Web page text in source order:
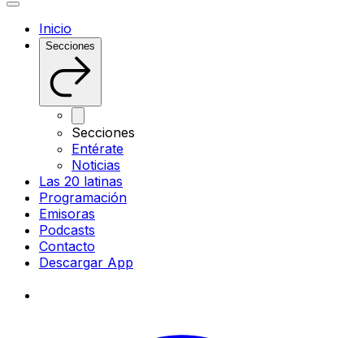
Inicio
Secciones
Secciones
Entérate
Noticias
Las 20 latinas
Programación
Emisoras
Podcasts
Contacto
Descargar App